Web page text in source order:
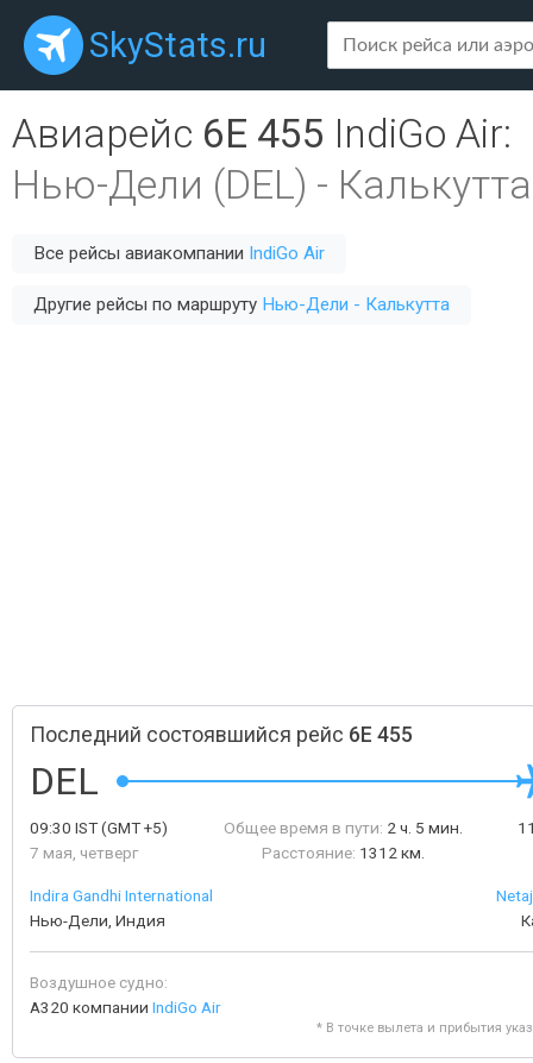
SkyStats.ru
Авиарейс 6E 455 IndiGo Air:
Нью-Дели (DEL) -
Все рейсы авиакомпании IndiGo Air
Другие рейсы по маршруту Нью-Дели - Калькутта
Последний состоявшийся рейс 6E 455
DEL
09:30 IST(GMT +5)
7 мая, четверг
Общее время в пути: 2 ч. 5 мин.
Расстояние: 1312 км.
Indira Gandhi International
Нью-Дели, Индия
Воздушное судно:
A320 компании IndiGo Air
* В точке вылета и прибытия